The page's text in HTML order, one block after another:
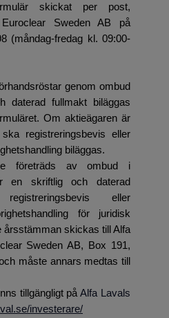
skickat per post,
Sweden AB på
(måndag-fredag kl. 09:00-
genom ombud
daterad fullmakt biläggas
Om aktieägaren är
registreringsbevis eller
biläggas.
företräds av ombud i
en skriftlig och daterad
eller
för juridisk
årsstämman skickas till Alfa
Sweden AB, Box 191,
måste annars medtas till
tillgängligt påAlfa Lavals
investerare/